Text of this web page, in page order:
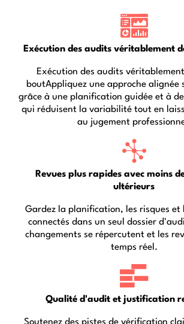
Exécution des audits véritablement
Exécution des audits
boutAppliquez une approche alignée
grâce à une planification guidée et à
qui réduisent la variabilité tout en
au jugement
Revues plus rapides avec moins
ultérieurs
Gardez la planification, les risques et
connectés dans un seul dossier
changements se répercutent et les
temps réel.
Qualité d'audit et justification
Soutenez des pistes de vérification